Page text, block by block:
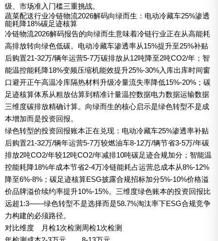
级、市场准入门槛三重挑战。
蔬菜配送行业冷链物流2026解码向绿而生：电动冷藏车25%渗透
能耗降18%碳足迹核算
冷链物流2026解码报告的向绿而生意味着冷链行业正在从高能耗
高排放转向绿色低碳。电动冷藏车渗透率从15%提升至25%补贴
后购置21-32万/辆年运营5-7万碳排放从12吨降至2吨CO2/年；智
能温控能耗降18%变频压缩机能效提升25%-30%入库出库时间窗
口避开正午高温冷库隔热材料升级冷量流失率降低15%-20%；碳
足迹核算体系从粗放估算到精准计量温控数据电力数据运输数据
三维度碳排放精确计算。向绿而生的核心启示是绿色转型不是成
本增加而是投资回报。
绿色转型的投资回报账本正在兑现：电动冷藏车25%渗透率补贴
后购置21-32万/辆年运营5-7万较燃油车8-12万/辆节省3-5万/年碳
排放2吨CO2/年较12吨CO2/年减排10吨碳足迹合规加分；智能温
控能耗降18%年成本节省2-4万冷链能耗占运营总成本从8%-12%
降至6%-8%；碳足迹核算ESG披露合规招标加分5%-10%价格溢
价品牌溢价续约率提升10%-15%。三维度绿色账本的投资回报比
远超1:3——绿色转型不是选择而是58.7%淘汰率下ESG合规竞争
力构建的必须路径。
对比维度
月检1次检测 周检1次检测